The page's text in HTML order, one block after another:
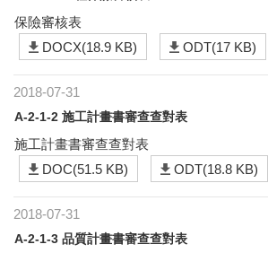
保險審核表
DOCX(18.9 KB)
ODT(17 KB)
2018-07-31
A-2-1-2 施工計畫書審查查對表
施工計畫書審查查對表
DOC(51.5 KB)
ODT(18.8 KB)
2018-07-31
A-2-1-3 品質計畫書審查查對表